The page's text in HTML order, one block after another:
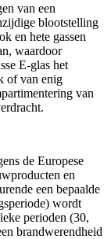
van een
blootstelling
en hete gassen
waardoor
E-glas het
of van enig
van
de Europese
en
een bepaalde
wordt
perioden (30,
brandwerendheid